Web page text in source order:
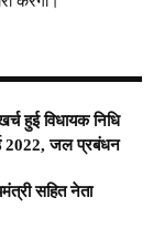
हुई विधायक निधि
2022, जल प्रबंधन
सहित नेता